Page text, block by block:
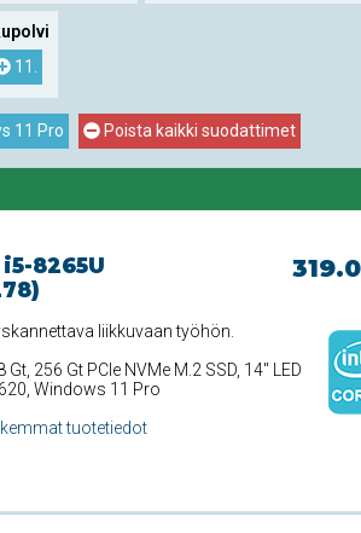
11.
11 Pro Poista kaikki suodattimet
8265U
liikkuvaan työhön.
256 Gt PCIe NVMe M.2 SSD, 14'' LED
Windows 11 Pro
tuotetiedot